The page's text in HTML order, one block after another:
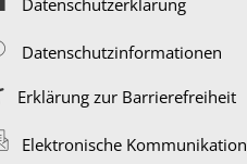
Datenschutzinformationen
Erklärung zur Barrierefreiheit
Elektronische Kommunikation